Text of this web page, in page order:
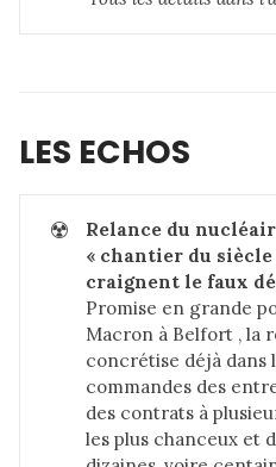
LES ECHOS
☢️
Relance du
« chantier du
craignent le faux
Promise en grande
Macron à Belfort , la
concrétise déjà dans
commandes des
des contrats à
les plus chanceux et